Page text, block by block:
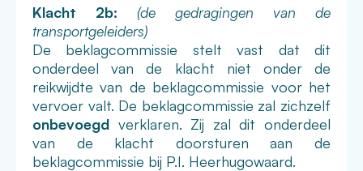
Klacht 2b: (de gedragingen van de
transportgeleiders)
De beklagcommissie stelt vast dat dit
onderdeel van de klacht niet onder de
reikwijdte van de beklagcommissie voor het
vervoer valt. De beklagcommissie zal zichzelf
onbevoegd verklaren. Zij zal dit onderdeel
van de klacht doorsturen aan de
beklagcommissie bij P.I. Heerhugowaard.